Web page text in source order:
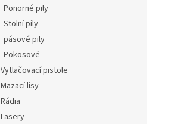
Ponorné pily
Stolní pily
pásové pily
Pokosové
Vytlačovací pistole
Mazací lisy
Rádia
Lasery